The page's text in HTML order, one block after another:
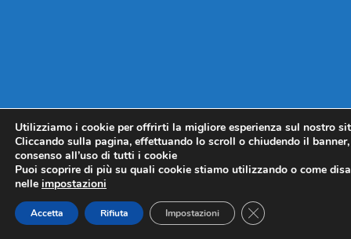
Utilizziamo i cookie per offrirti la migliore esperienza sul nostro
Cliccando sulla pagina, effettuando lo scroll o chiudendo il
consenso all’uso di tutti i cookie
Puoi scoprire di più su quali cookie stiamo utilizzando o come
nelle impostazioni
Accetta Rifiuta Impostazioni CLOSE GDPR